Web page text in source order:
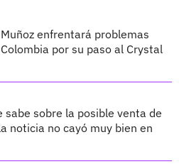
enfrentará problemas
por su paso al Crystal
sabe sobre la posible venta de
noticia no cayó muy bien en